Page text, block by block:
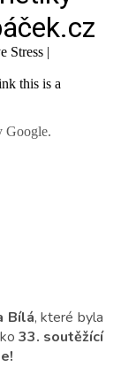
Bílá, které byla
33. soutěžící